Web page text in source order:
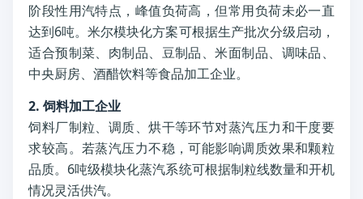
阶段性用汽特点，峰值负荷高，但常用负荷未必一直
达到6吨。米尔模块化方案可根据生产批次分级启动，
适合预制菜、肉制品、豆制品、米面制品、调味品、
中央厨房、酒醋饮料等食品加工企业。
2. 饲料加工企业
饲料厂制粒、调质、烘干等环节对蒸汽压力和干度要
求较高。若蒸汽压力不稳，可能影响调质效果和颗粒
品质。6吨级模块化蒸汽系统可根据制粒线数量和开机
情况灵活供汽。